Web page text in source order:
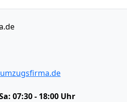
07:30 - 18:00 Uhr